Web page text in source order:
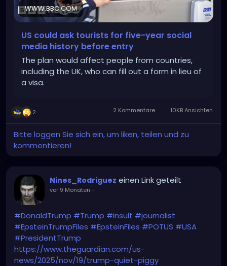
WWW.BBC.COM
US could ask tourists for five-year social
media history before entry
The plan would affect people from countries,
including the UK, who can fill out a form in lieu of
a visa.
2 2 Kommentare 10KB Ansichten
Bitte loggen Sie sich ein, um liken, teilen und zu
kommentieren!
Nines_Rodriguez einen Link geteilt
vor 9 Monaten -
#DonaldTrump #Trump #insult #journalist
#EpsteinTrumpFiles #EpsteinFiles #POTUS #USA
#PresidentTrump
https://www.theguardian.com/us-
news/2025/nov/19/trump-quiet-piggy